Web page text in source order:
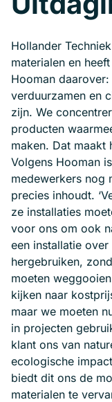
Hollander
materialen en
Hooman daarover:
verduurzamen en
zijn. We
producten
maken. Dat maakt
Volgens Hooman
medewerkers nog
precies inhoudt.
ze installaties
voor ons om ook
een installatie
hergebruiken,
moeten
kijken naar
maar we moeten
in projecten
klant ons van
ecologische
biedt dit ons de
materialen te